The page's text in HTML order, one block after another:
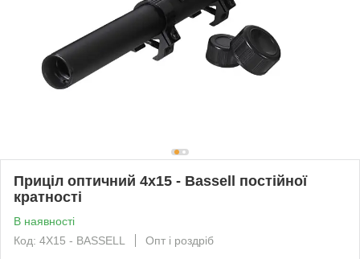
Приціл оптичний 4х15 - Bassell постійної
кратності
В наявності
Код: 4X15 - BASSELL
Опт і роздріб